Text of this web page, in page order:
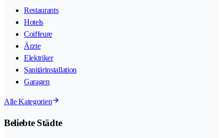
Restaurants
Hotels
Coiffeure
Ärzte
Elektriker
Sanitärinstallation
Garagen
Alle Kategorien
Beliebte Städte